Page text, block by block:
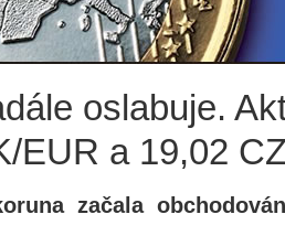
oslabuje.
EUR a 19,02
začala